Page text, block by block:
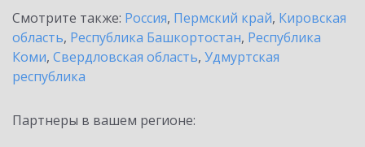
Смотрите также: Россия, Пермский край, Кировская
область, Республика Башкортостан, Республика
Коми, Свердловская область, Удмуртская
республика
Партнеры в вашем регионе: